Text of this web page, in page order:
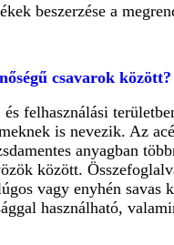
beszerzése a
csavarok között?
és felhasználási
is nevezik. Az
anyagban
között.
vagy enyhén savas
használható,